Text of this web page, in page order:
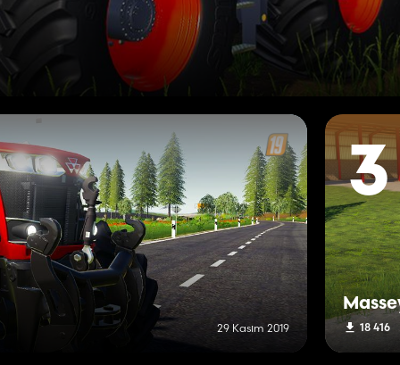
29 Kasım 2019
3
18 416